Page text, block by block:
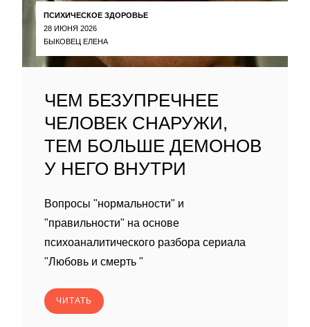
ПСИХИЧЕСКОЕ ЗДОРОВЬЕ
28 ИЮНЯ 2026
БЫКОВЕЦ ЕЛЕНА
ЧЕМ БЕЗУПРЕЧНЕЕ
ЧЕЛОВЕК СНАРУЖИ,
ТЕМ БОЛЬШЕ ДЕМОНОВ
У НЕГО ВНУТРИ
Вопросы "нормальности" и
"правильности" на основе
психоаналитического разбора сериала
"Любовь и смерть "
ЧИТАТЬ